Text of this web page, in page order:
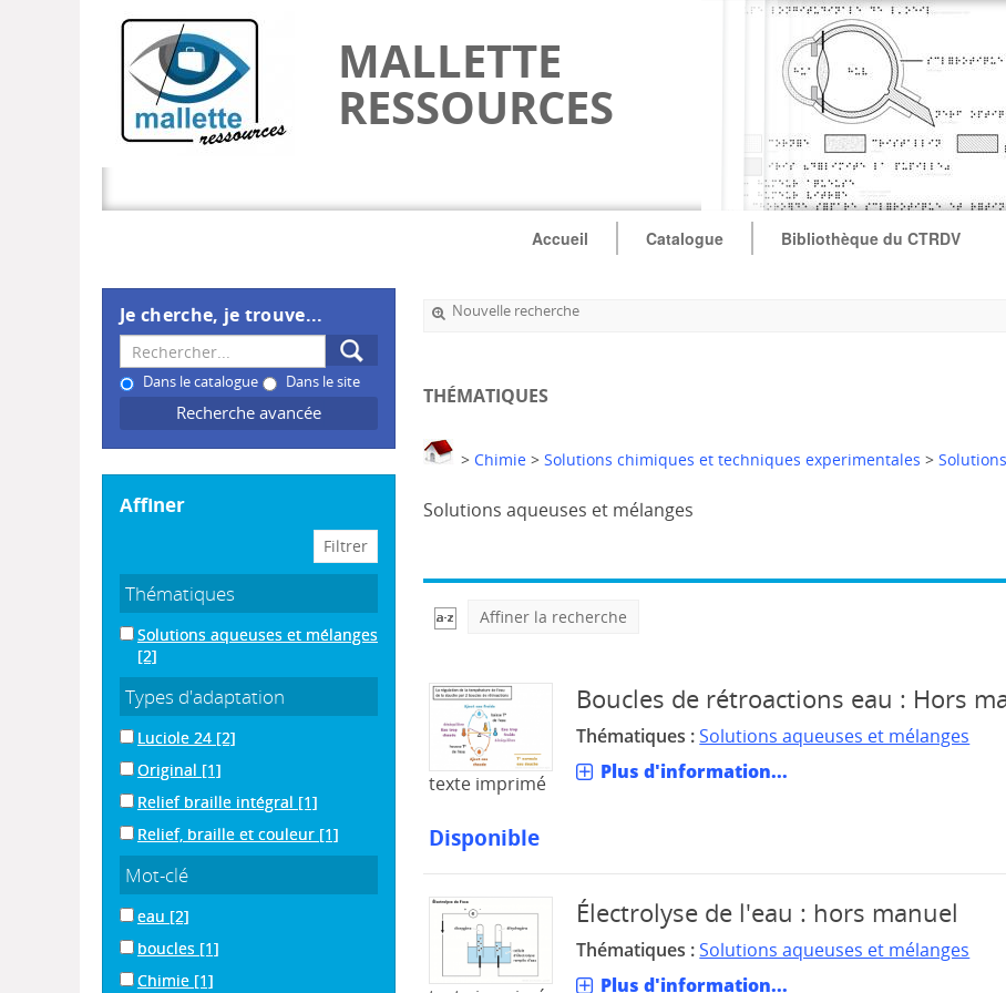
MALLETTE
RESSOURCES
Accueil Catalogue Bibliothèque du CTRDV
Je cherche, je trouve...
Dans le catalogue Dans le site
Recherche avancée
affiner
Thématiques
Solutions aqueuses et mélanges
[2]
Types d'adaptation
Luciole 24 [2]
Original [1]
Relief braille intégral [1]
Relief, braille et couleur [1]
Mot-clé
eau [2]
boucles [1]
Chimie [1]
Nouvelle recherche
THÉMATIQUES
> Chimie > Solutions chimiques et techniques experimentales >
Solutions aqueuses et mélanges
Affiner la recherche
texte imprimé
Boucles de rétroactions eau : Hors
Thématiques :Solutions aqueuses et mélanges
Plus d'information...
Disponible
Électrolyse de l'eau : hors manuel
Thématiques :Solutions aqueuses et mélanges
Plus d'information...